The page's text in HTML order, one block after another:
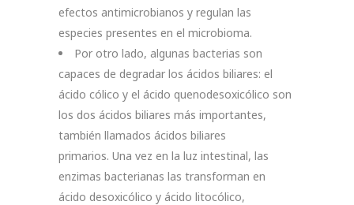
efectos antimicrobianos y regulan las
especies presentes en el microbioma.
Por otro lado, algunas bacterias son
capaces de degradar los ácidos biliares: el
ácido cólico y el ácido quenodesoxicólico son
los dos ácidos biliares más importantes,
también llamados ácidos biliares
primarios. Una vez en la luz intestinal, las
enzimas bacterianas las transforman en
ácido desoxicólico y ácido litocólico,